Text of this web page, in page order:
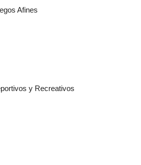
Afines
y Recreativos